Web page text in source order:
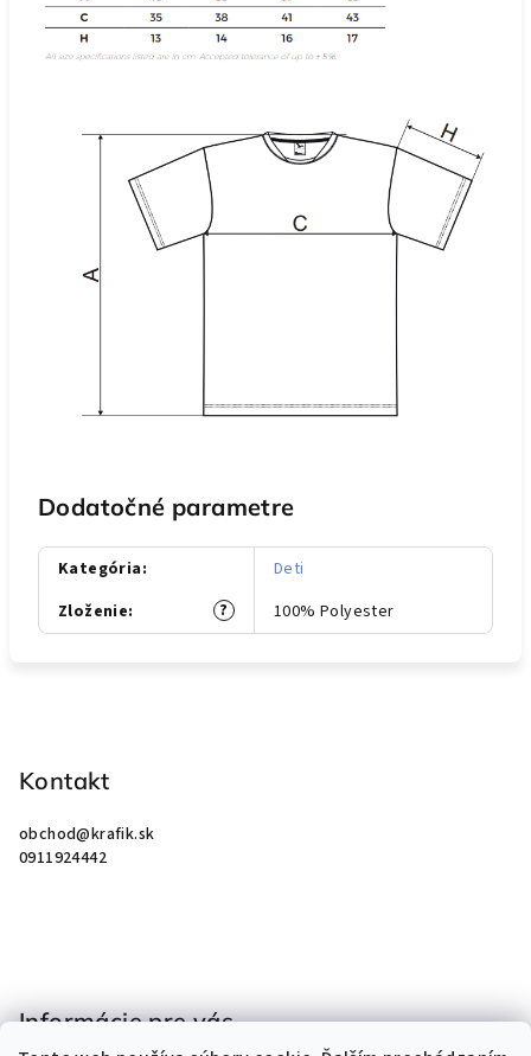
Dodatočné parametre
Kategória:
Deti
?
Zloženie: 100% Polyester
Kontakt
obchod@krafik.sk
0911924442
Informácie pre vás